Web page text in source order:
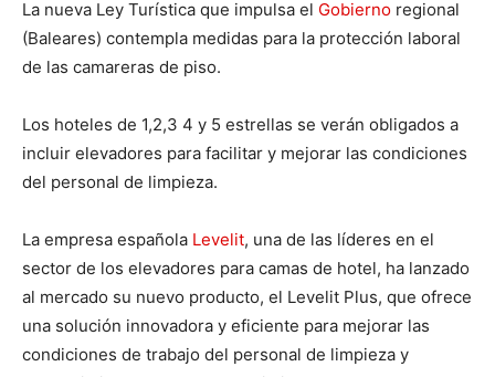
La nueva Ley Turística que impulsa el Gobierno regional
(Baleares) contempla medidas para la protección laboral
de las camareras de piso.
Los hoteles de 1,2,3 4 y 5 estrellas se verán obligados a
incluir elevadores para facilitar y mejorar las condiciones
del personal de limpieza.
La empresa española Levelit, una de las líderes en el
sector de los elevadores para camas de hotel, ha lanzado
al mercado su nuevo producto, el Levelit Plus, que ofrece
una solución innovadora y eficiente para mejorar las
condiciones de trabajo del personal de limpieza y